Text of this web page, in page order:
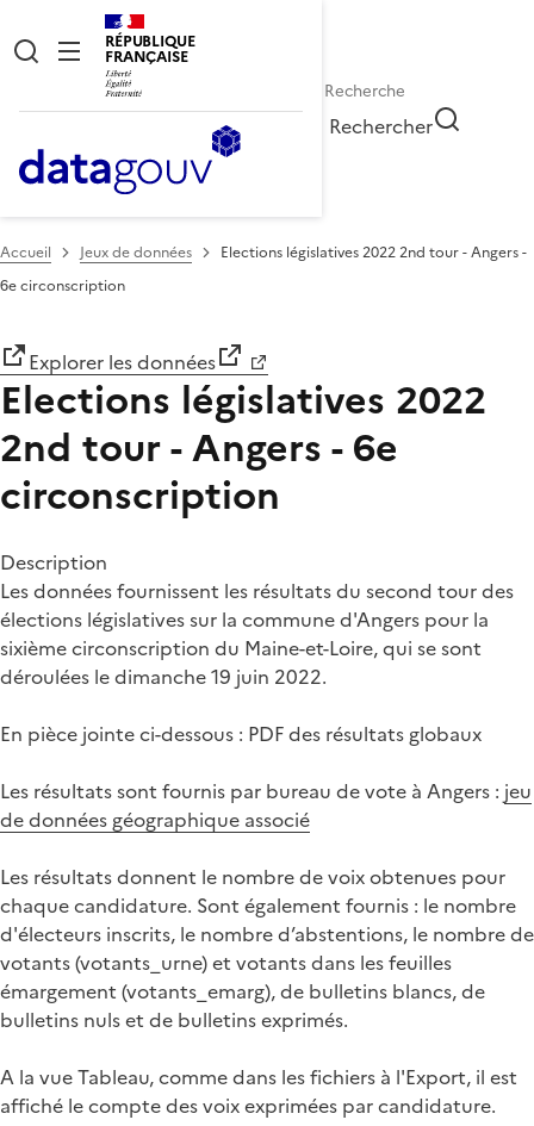
RÉPUBLIQUE
FRANÇAISE
Rechercher
Accueil Jeux de données
Elections législatives 2022 2nd tour - Angers -
6e circonscription
Explorer les données
Elections législatives 2022
2nd tour - Angers - 6e
circonscription
Description
Les données fournissent les résultats du second tour des
élections législatives sur la commune d'Angers pour la
sixième circonscription du Maine-et-Loire, qui se sont
déroulées le dimanche 19 juin 2022.
En pièce jointe ci-dessous : PDF des résultats globaux
Les résultats sont fournis par bureau de vote à Angers : jeu
de données géographique associé
Les résultats donnent le nombre de voix obtenues pour
chaque candidature. Sont également fournis : le nombre
d'électeurs inscrits, le nombre d’abstentions, le nombre de
votants (votants_urne) et votants dans les feuilles
émargement (votants_emarg), de bulletins blancs, de
bulletins nuls et de bulletins exprimés.
A la vue Tableau, comme dans les fichiers à l'Export, il est
affiché le compte des voix exprimées par candidature.